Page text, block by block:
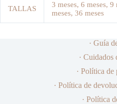
TALLAS
3 meses, 6 meses, 9
meses, 36 meses
· Guía
· Cuidados
· Política
· Política de
· Política